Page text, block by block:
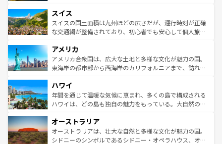
れる地方に足を運ぶとそれぞれで全く異なる文化を体験で
きるだろう。 なお、新着のフランス情報はコンテンツ一覧
を参照してほしい。
は、お酒好きな人にはぜひ体験してほしい。 なお、新着の
ドイツ情報はコンテンツ一覧を参照してほしい。
リアごとに異なる魅力がある。また、優雅なアフタヌーン
ティー、ビール好きにはたまらない英国パブ、サッカー観
戦など、本場だからこそできる体験も豊富。イギリスを旅
ンツ一覧を参照してほしい。
スイス
スイスの国土面積は九州ほどの広さだが、運行時刻が正確
な交通網が整備されており、初心者でも安心して個人旅行
の建物がそのまま残る町や、スイスならではのユニークな
博物館もあり、アルプス観光だけでなく町歩きも満喫する
ことができる。国民の所得が高いため物価も高いが、旅行
ば市内交通費無料で観光を楽しむこともできる。 なお、新
着のスイス情報はコンテンツ一覧 を参照してほしい。
アメリカ
アメリカ合衆国は、広大な土地と多様な文化が魅力の国。
東海岸の都市部から西海岸のカリフォルニアまで、訪れる
のような巨大都市は、観光、ショッピング、エンターテイ
ンメントが詰まった刺激的なスポットだ。一方、アメリカ
西部には大自然が広がり、グランドキャニオンやイエロー
部のニューオーリンズでは、音楽と美食が融合した独特の
文化が魅力。旅行者はアメリカの各地域で異なる魅力を楽
しみながら、その多様性と豊かな歴史を感じることができ
ハワイ
年間を通じて温暖な気候に恵まれ、多くの島で構成される
ハワイは、どの島も独自の魅力をもっている。大自然の神
ワイ島は見逃せない。また、定番の観光地といえばオアフ
島だが、静かな自然を求めるならマウイ島やカウアイ島が
おすすめ。エメラルドグリーンに輝く海をはじめ、豊かな
オーストラリア
オーストラリアは、壮大な自然と多様な文化が魅力の国。
シドニーのシンボルであるシドニー・オペラハウス、オー